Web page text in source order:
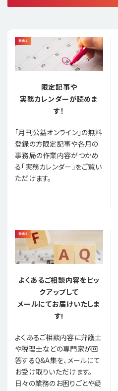
限定記事や
実務カレンダーが読めま
す！
「月刊公益オンライン」の無料
登録の方限定記事や各月の
事務局の作業内容がつかめ
る「実務カレンダー」をご覧い
ただけます。
よくあるご相談内容をピッ
クアップして
メールにてお届けいたしま
す!
よくあるご相談内容に弁護士
や税理士などの専門家が回
答するQ&A集を、メールにて
お受け取りいただけます。
日々の業務のお困りごとや疑